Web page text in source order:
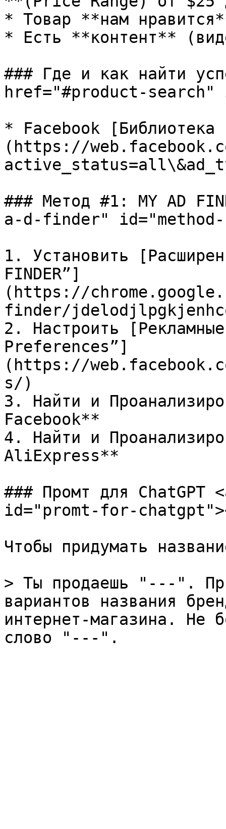
* Товар **нам
* Есть **контент**
### Где и как найти
href="#product-search"
* Facebook [Библиотека
(https://
### Метод #1: MY AD
a-d-finder"
1. Установить
FINDER”]
(https://
finder/
2. Настроить
Preferences”]
(https://
s/)
3. Найти и
Facebook**
4. Найти и
AliExpress**
### Промт для
id="promt-for-
Чтобы придумать
> Ты продаешь "---".
вариантов названия
интернет-магазина. Не